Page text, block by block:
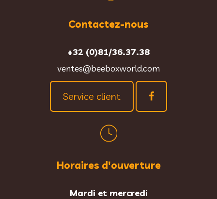
Contactez-nous
+32 (0)81/36.37.38
ventes@beeboxworld.com
Service client
Horaires d'ouverture
Mardi et mercredi